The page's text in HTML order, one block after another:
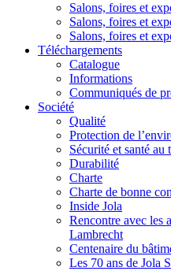
Salons, foires et
Salons, foires et
Salons, foires et
Téléchargements
Catalogue
Informations
Communiqués de
Société
Qualité
Protection de
Sécurité et santé au
Durabilité
Charte
Charte de bonne
Inside Jola
Rencontre avec les
Lambrecht
Centenaire du
Les 70 ans de Jola